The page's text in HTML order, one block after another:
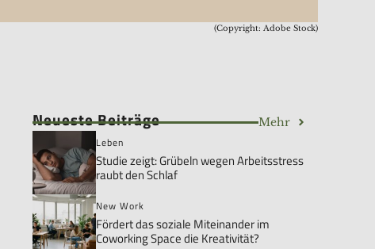
(Copyright: Adobe Stock)
Neueste Beiträge Mehr
Leben
Studie zeigt: Grübeln wegen Arbeitsstress
raubt den Schlaf
New Work
Fördert das soziale Miteinander im
Coworking Space die Kreativität?